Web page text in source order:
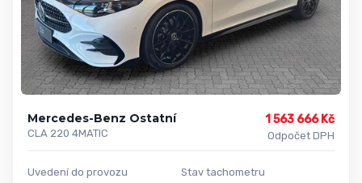
Mercedes-Benz Ostatní
CLA 220 4MATIC
1 563 666 Kč
Odpočet DPH
Uvedení do provozu
Stav tachometru